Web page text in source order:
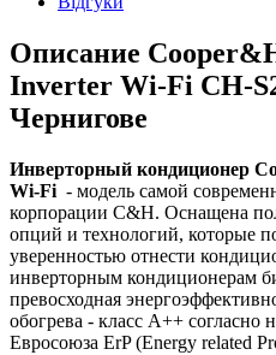
Описание
Inverter Wi-Fi CH-
Чернигове
Инверторный кондиционер
Wi-Fi - модель самой
корпорации C&H. Оснащена
опций и технологий, которые
уверенностью отнести
инверторным кондиционерам
превосходная
обогрева - класс А++ согласно
Евросоюза ErP (Energy related